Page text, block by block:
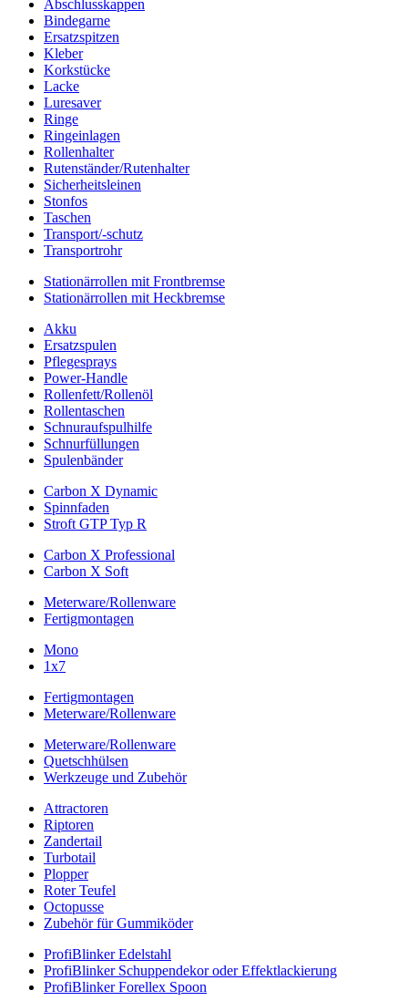
Abschlusskappen
Bindegarne
Ersatzspitzen
Kleber
Korkstücke
Lacke
Luresaver
Ringe
Ringeinlagen
Rollenhalter
Rutenständer/Rutenhalter
Sicherheitsleinen
Stonfos
Taschen
Transport/-schutz
Transportrohr
Stationärrollen mit Frontbremse
Stationärrollen mit Heckbremse
Akku
Ersatzspulen
Pflegesprays
Power-Handle
Rollenfett/Rollenöl
Rollentaschen
Schnuraufspulhilfe
Schnurfüllungen
Spulenbänder
Carbon X Dynamic
Spinnfaden
Stroft GTP Typ R
Carbon X Professional
Carbon X Soft
Meterware/Rollenware
Fertigmontagen
Mono
1x7
Fertigmontagen
Meterware/Rollenware
Meterware/Rollenware
Quetschhülsen
Werkzeuge und Zubehör
Attractoren
Riptoren
Zandertail
Turbotail
Plopper
Roter Teufel
Octopusse
Zubehör für Gummiköder
ProfiBlinker Edelstahl
ProfiBlinker Schuppendekor oder Effektlackierung
ProfiBlinker Forellex Spoon